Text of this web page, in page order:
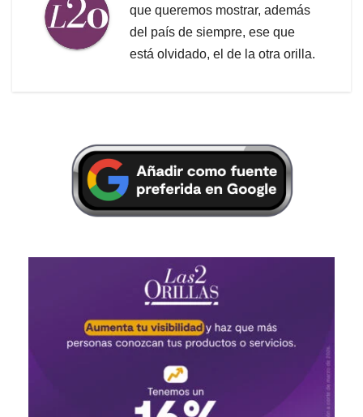
que queremos mostrar, además
del país de siempre, ese que
está olvidado, el de la otra orilla.